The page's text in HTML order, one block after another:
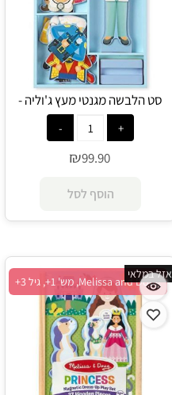
סט הלבשה מגנטי מעץ ג'וליה -
Melissa and Doug
₪99.90
הוסף לסל
Melissa and Doug, מש' 1+, גיל 3+
אזל במלאי